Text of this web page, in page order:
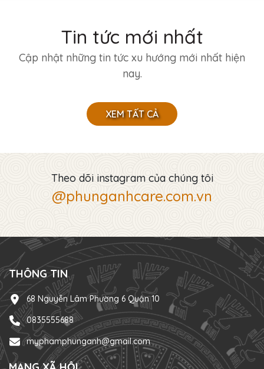
Tin tức mới nhất
Cập nhật những tin tức xu hướng mới nhất hiện
nay.
XEM TẤT CẢ
Theo dõi instagram của chúng tôi
@phunganhcare.com.vn
THÔNG TIN
68 Nguyễn Lâm Phường 6 Quận 10
0835555688
myphamphunganh@gmail.com